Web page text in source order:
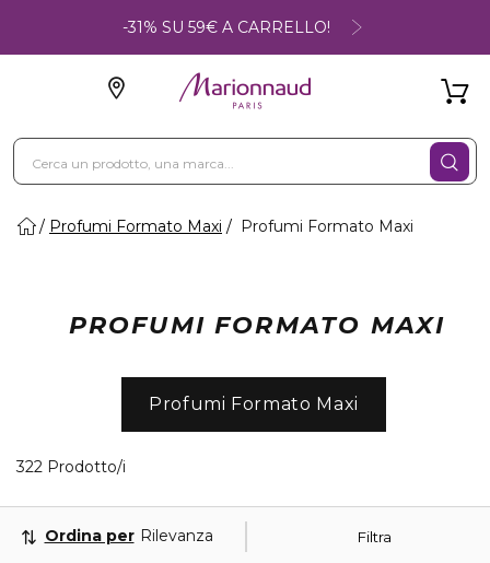
-31% SU 59€ A CARRELLO!
Profumi Formato Maxi Profumi Formato Maxi
PROFUMI FORMATO MAXI
Profumi Formato Maxi
322 Prodotto/i
Filtra
Ordina per Rilevanza